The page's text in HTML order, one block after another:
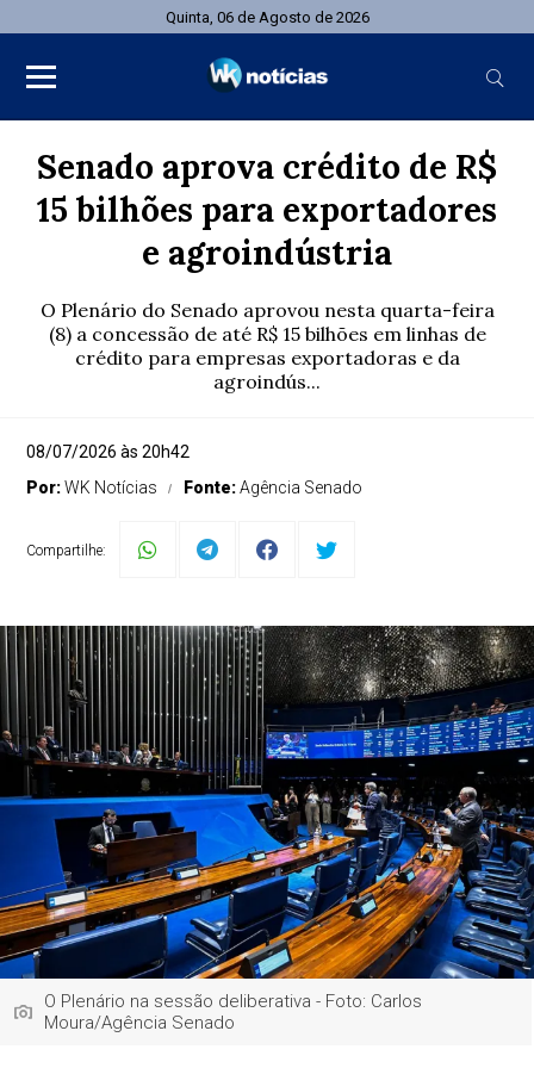
Quinta, 06 de Agosto de 2026
Senado aprova crédito de R$
15 bilhões para exportadores
e agroindústria
O Plenário do Senado aprovou nesta quarta-feira
(8) a concessão de até R$ 15 bilhões em linhas de
crédito para empresas exportadoras e da
agroindús...
08/07/2026 às 20h42
Por:WK Notícias Fonte:Agência Senado
Compartilhe:
O Plenário na sessão deliberativa - Foto: Carlos
Moura/Agência Senado